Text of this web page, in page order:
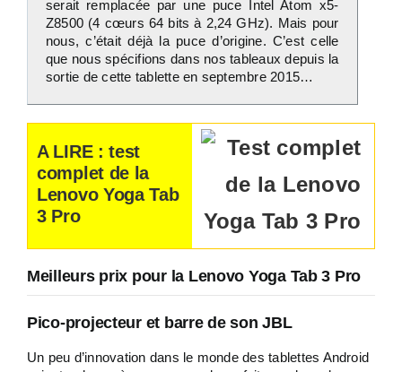
serait remplacée par une puce Intel Atom x5-
Z8500 (4 cœurs 64 bits à 2,24 GHz). Mais pour
nous, c’était déjà la puce d’origine. C’est celle
que nous spécifions dans nos tableaux depuis la
sortie de cette tablette en septembre 2015…
A LIRE : test
complet de la
Lenovo Yoga Tab
3 Pro
Meilleurs prix pour la Lenovo Yoga Tab 3 Pro
Pico-projecteur et barre de son JBL
Un peu d’innovation dans le monde des tablettes Android